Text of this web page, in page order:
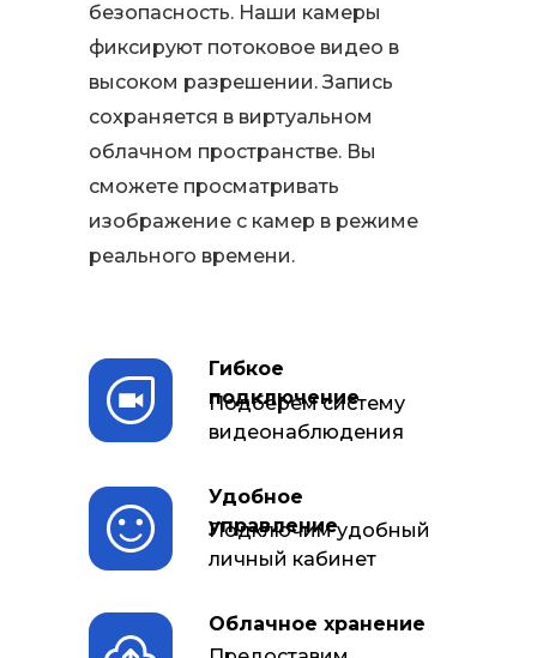
безопасность. Наши камеры
фиксируют потоковое видео в
высоком разрешении. Запись
сохраняется в виртуальном
облачном пространстве. Вы
сможете просматривать
изображение с камер в режиме
реального времени.
Гибкое
подключение
Подберем систему
видеонаблюдения
Удобное
управление
Подключим удобный
личный кабинет
Облачное хранение